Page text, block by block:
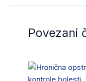
Povezani